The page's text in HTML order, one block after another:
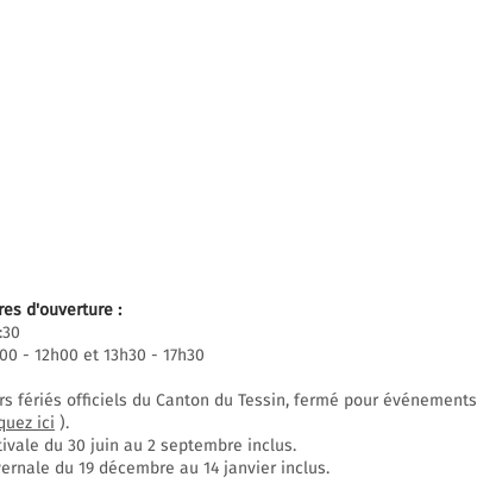
d'ouverture :
- 12h00 et 13h30 - 17h30
fériés officiels du Canton du Tessin, fermé pour événements
ici ).
du 30 juin au 2 septembre inclus.
du 19 décembre au 14 janvier inclus.